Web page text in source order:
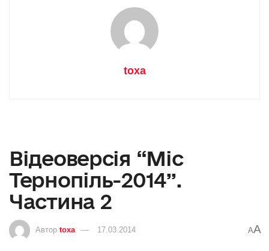
toxa
Відеоверсія “Міс
Тернопіль-2014”.
Частина 2
Автор toxa 17.03.2014 AA